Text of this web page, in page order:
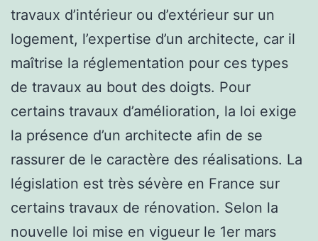
travaux d’intérieur ou d’extérieur sur un
logement, l’expertise d’un architecte, car il
maîtrise la réglementation pour ces types
de travaux au bout des doigts. Pour
certains travaux d’amélioration, la loi exige
la présence d’un architecte afin de se
rassurer de le caractère des réalisations. La
législation est très sévère en France sur
certains travaux de rénovation. Selon la
nouvelle loi mise en vigueur le 1er mars